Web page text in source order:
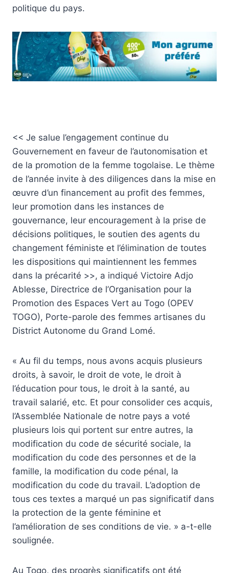
politique du pays.
<< Je salue l’engagement continue du
Gouvernement en faveur de l’autonomisation et
de la promotion de la femme togolaise. Le thème
de l’année invite à des diligences dans la mise en
œuvre d’un financement au profit des femmes,
leur promotion dans les instances de
gouvernance, leur encouragement à la prise de
décisions politiques, le soutien des agents du
changement féministe et l’élimination de toutes
les dispositions qui maintiennent les femmes
dans la précarité >>, a indiqué Victoire Adjo
Ablesse, Directrice de l’Organisation pour la
Promotion des Espaces Vert au Togo (OPEV
TOGO), Porte-parole des femmes artisanes du
District Autonome du Grand Lomé.
« Au fil du temps, nous avons acquis plusieurs
droits, à savoir, le droit de vote, le droit à
l’éducation pour tous, le droit à la santé, au
travail salarié, etc. Et pour consolider ces acquis,
l’Assemblée Nationale de notre pays a voté
plusieurs lois qui portent sur entre autres, la
modification du code de sécurité sociale, la
modification du code des personnes et de la
famille, la modification du code pénal, la
modification du code du travail. L’adoption de
tous ces textes a marqué un pas significatif dans
la protection de la gente féminine et
l’amélioration de ses conditions de vie. » a-t-elle
soulignée.
Au Togo, des progrès significatifs ont été